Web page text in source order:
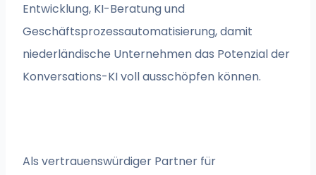
Entwicklung, KI-Beratung und
Geschäftsprozessautomatisierung, damit
niederländische Unternehmen das Potenzial der
Konversations-KI voll ausschöpfen können.
Als vertrauenswürdiger Partner für